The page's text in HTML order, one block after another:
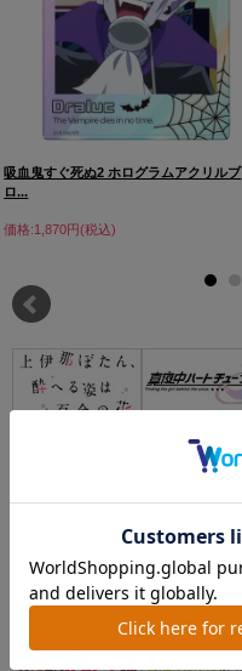
吸血鬼すぐ死ぬ2 ホログラムアクリルブ
ロ...
価格:1,870円(税込)